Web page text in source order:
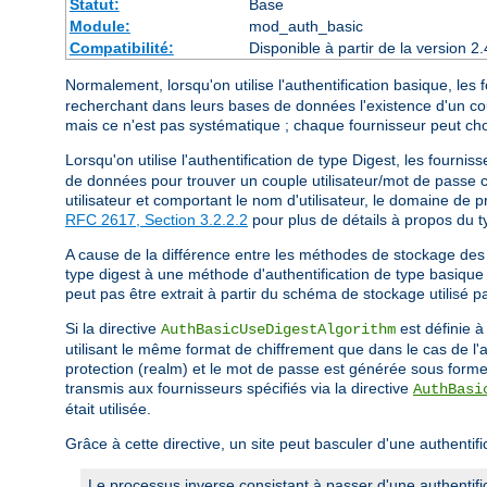
Statut:
Base
Module:
mod_auth_basic
Compatibilité:
Disponible à partir de la version
Normalement, lorsqu'on utilise l'authentification basique,
recherchant dans leurs bases de données l'existence d'un
mais ce n'est pas systématique ; chaque fournisseur peut
Lorsqu'on utilise l'authentification de type Digest, les
de données pour trouver un couple utilisateur/mot de
utilisateur et comportant le nom d'utilisateur, le domaine de
RFC 2617, Section 3.2.2.2 pour plus de détails à propos du
A cause de la différence entre les méthodes de stockage
type digest à une méthode d'authentification de type
peut pas être extrait à partir du schéma de stockage utilisé
Si la directive AuthBasicUseDigestAlgorithm est définie
utilisant le même format de chiffrement que dans le cas de
protection (realm) et le mot de passe est générée sous
transmis aux fournisseurs spécifiés via la directive
était utilisée.
Grâce à cette directive, un site peut basculer d'une